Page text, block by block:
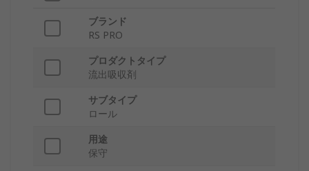
ブランド
RS PRO
プロダクトタイプ
流出吸収剤
サブタイプ
ロール
用途
保守